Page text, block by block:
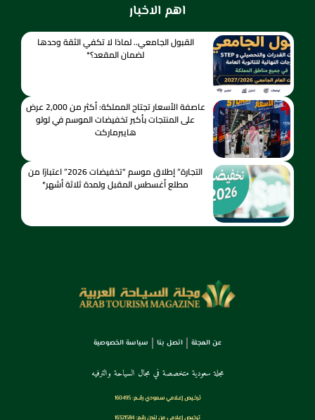
اهم الاخبار
القبول الجامعي.. لماذا لا تكفي الثقة وحدها
لضمان المقعد؟*
عاصفة الأسعار تجتاح المملكة: أكثر من 2,000 عرض
على المنتجات بأكبر تخفيضات الموسم في لولو
هايبرماركت
التجارة” إطلاق موسم “تخفيضات 2026” اعتبارًا من
مطلع أغسطس المقبل ولمدة ثلاثة أشهر*
عن المجلة اتصل بنا سياسة الخصوصية
مجلة سعودية متخصصة في مجال السياحة والترفيه
ترخـيص إعـلامي سـعودي رقــم: 160495
ترخيص إعلامي من لندن رقم: 16321584